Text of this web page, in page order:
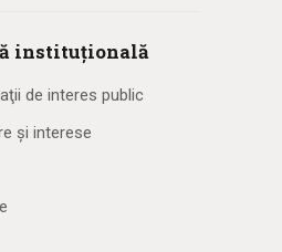
instituțională
de interes public
și interese